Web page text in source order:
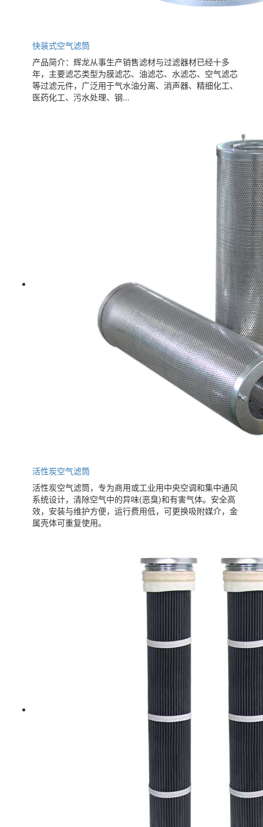
快装式空气滤筒
产品简介：辉龙从事生产销售滤材与过滤器材已经十多
年，主要滤芯类型为膜滤芯、油滤芯、水滤芯、空气滤芯
等过滤元件，广泛用于气水油分离、消声器、精细化工、
医药化工、污水处理、钢...
活性炭空气滤筒
活性炭空气滤筒，专为商用或工业用中央空调和集中通风
系统设计，清除空气中的异味(恶臭)和有害气体。安全高
效，安装与维护方便，运行费用低，可更换吸附媒介，金
属壳体可重复使用。